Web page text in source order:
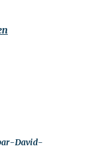
David-